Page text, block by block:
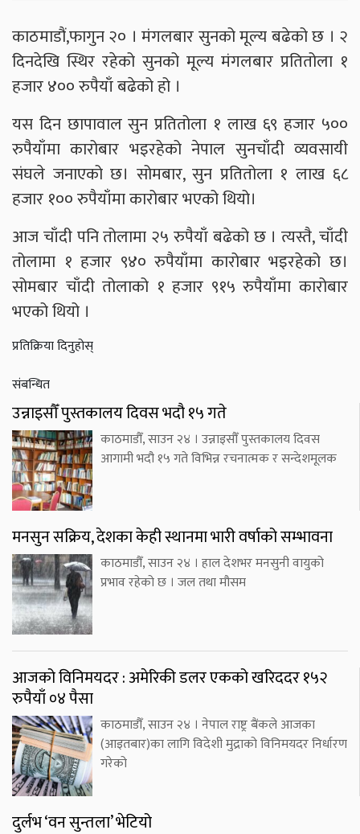
काठमाडौं,फागुन २० । मंगलबार सुनको मूल्य बढेको छ । २
दिनदेखि स्थिर रहेको सुनको मूल्य मंगलबार प्रतितोला १
हजार ४०० रुपैयाँ बढेको हो ।
यस दिन छापावाल सुन प्रतितोला १ लाख ६९ हजार ५००
रुपैयाँमा कारोबार भइरहेको नेपाल सुनचाँदी व्यवसायी
संघले जनाएको छ। सोमबार, सुन प्रतितोला १ लाख ६८
हजार १०० रुपैयाँमा कारोबार भएको थियो।
आज चाँदी पनि तोलामा २५ रुपैयाँ बढेको छ । त्यस्तै, चाँदी
तोलामा १ हजार ९४० रुपैयाँमा कारोबार भइरहेको छ।
सोमबार चाँदी तोलाको १ हजार ९१५ रुपैयाँमा कारोबार
भएको थियो ।
प्रतिक्रिया दिनुहोस्
संबन्धित
उन्नाइसौँ पुस्तकालय दिवस भदौ १५ गते
काठमाडौँ, साउन २४ । उन्नाइसौँ पुस्तकालय दिवस
आगामी भदौ १५ गते विभिन्न रचनात्मक र सन्देशमूलक
मनसुन सक्रिय, देशका केही स्थानमा भारी वर्षाको सम्भावना
काठमाडौँ, साउन २४ । हाल देशभर मनसुनी वायुको
प्रभाव रहेको छ । जल तथा मौसम
आजको विनिमयदर : अमेरिकी डलर एकको खरिददर १५२
रुपैयाँ ०४ पैसा
काठमाडौँ, साउन २४ । नेपाल राष्ट्र बैंकले आजका
(आइतबार)का लागि विदेशी मुद्राको विनिमयदर निर्धारण
गरेको
दुर्लभ ‘वन सुन्तला’ भेटियो